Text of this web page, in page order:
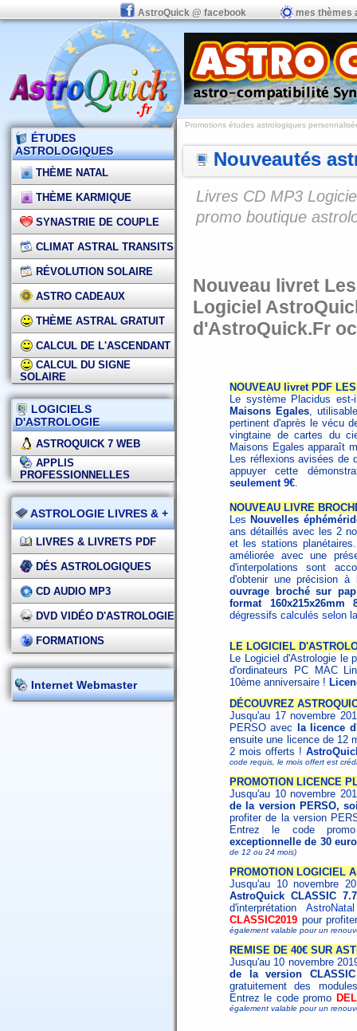
AstroQuick @ facebook mes thèmes
ÉTUDES
ASTROLOGIQUES
THÈME NATAL
THÈME KARMIQUE
SYNASTRIE DE COUPLE
CLIMAT ASTRAL TRANSITS
RÉVOLUTION SOLAIRE
ASTRO CADEAUX
THÈME ASTRAL GRATUIT
CALCUL DE L'ASCENDANT
CALCUL DU SIGNE
SOLAIRE
LOGICIELS
D'ASTROLOGIE
ASTROQUICK 7 WEB
APPLIS
PROFESSIONNELLES
ASTROLOGIE LIVRES & +
LIVRES & LIVRETS PDF
DÉS ASTROLOGIQUES
CD AUDIO MP3
DVD VIDÉO D'ASTROLOGIE
FORMATIONS
Internet Webmaster
Promotions études astrologiques
Nouveautés
Livres CD MP3
promo boutique
Nouveau livret
Logiciel
d'AstroQuick.Fr
NOUVEAU livret PDF
Le système Placidus
Maisons Egales,
pertinent d'après le vécu
vingtaine de cartes du
Maisons Egales apparaît
Les réflexions avisées de
appuyer cette
seulement 9€.
NOUVEAU LIVRE
Les Nouvelles
ans détaillés avec les 2
et les stations
améliorée avec une
d'interpolations sont
d'obtenir une précision
ouvrage broché sur
format 160x215x26mm
dégressifs calculés selon
LE LOGICIEL
Le Logiciel d'Astrologie le
d'ordinateurs PC MAC
10ème anniversaire !
DÉCOUVREZ
Jusqu'au 17 novembre
PERSO avec
la licence
ensuite une licence de 12
2 mois offerts !
code requis, le mois offert est
PROMOTION LICENCE
Jusqu'au 10 novembre
de la version PERSO,
profiter de la version
Entrez le code
exceptionnelle de 30
de 12 ou 24 mois)
PROMOTION LOGICIEL
Jusqu'au 10 novembre
AstroQuick CLASSIC 7.7
d'interprétation AstroNatal
CLASSIC2019 pour
également valable pour un
REMISE DE 40€ SUR
Jusqu'au 10 novembre
de la version CLASSIC
gratuitement des
Entrez le code promo
également valable pour un